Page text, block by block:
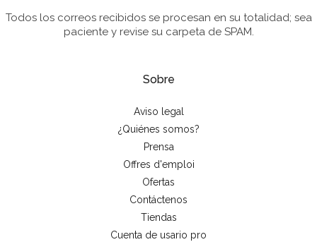
Todos los correos recibidos se procesan en su totalidad; sea
paciente y revise su carpeta de SPAM.
Sobre
Aviso legal
¿Quiénes somos?
Prensa
Offres d'emploi
Ofertas
Contáctenos
Tiendas
Cuenta de usario pro